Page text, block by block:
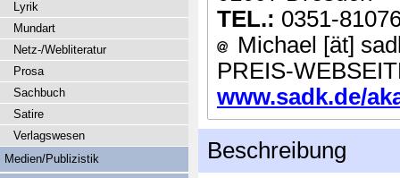
TEL.: 0351-
Michael [ät]
PREIS-
www.sadk.de/
Beschreibung
Lyrik
Mundart
Netz-/Webliteratur
Prosa
Sachbuch
Satire
Verlagswesen
Medien/Publizistik